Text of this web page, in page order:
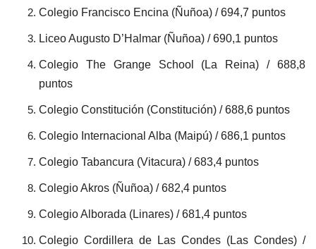
Colegio Francisco Encina (Ñuñoa) / 694,7 puntos
Liceo Augusto D’Halmar (Ñuñoa) / 690,1 puntos
Colegio The Grange School (La Reina) / 688,8
puntos
Colegio Constitución (Constitución) / 688,6 puntos
Colegio Internacional Alba (Maipú) / 686,1 puntos
Colegio Tabancura (Vitacura) / 683,4 puntos
Colegio Akros (Ñuñoa) / 682,4 puntos
Colegio Alborada (Linares) / 681,4 puntos
Colegio Cordillera de Las Condes (Las Condes) /